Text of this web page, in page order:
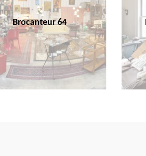
Brocanteur 64